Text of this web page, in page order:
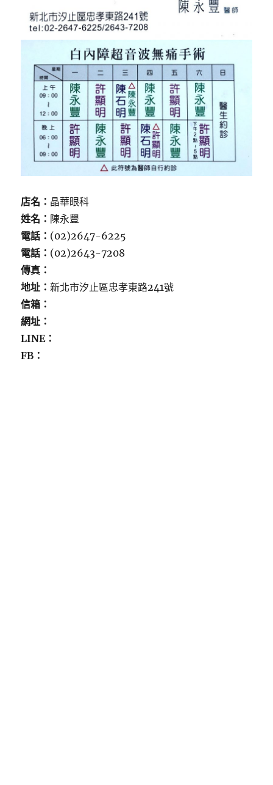
店名： 晶華眼科
姓名： 陳永豐
電話： (02)2647-6225
電話： (02)2643-7208
傳真：
地址：新北市汐止區忠孝東路241號
信箱：
網址：
LINE：
FB：